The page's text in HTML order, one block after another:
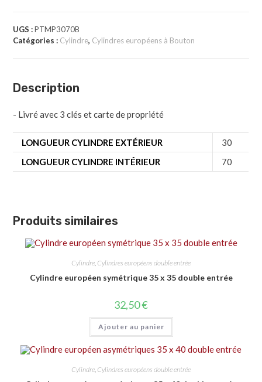
UGS :PTMP3070B
Catégories : Cylindre, Cylindres européens à Bouton
Description
- Livré avec 3 clés et carte de propriété
LONGUEUR CYLINDRE EXTÉRIEUR
30
LONGUEUR CYLINDRE INTÉRIEUR
70
Produits similaires
Cylindre, Cylindres européens double entrée
Cylindre européen symétrique 35 x 35 double entrée
32,50€
Ajouter au panier
Cylindre, Cylindres européens double entrée